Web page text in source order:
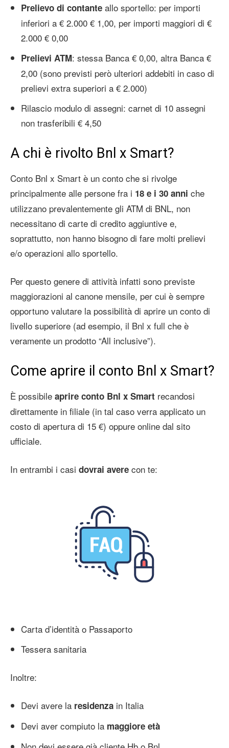
Prelievo di contante allo sportello: per importi
inferiori a € 2.000 € 1,00, per importi maggiori di €
2.000 € 0,00
Prelievi ATM: stessa Banca € 0,00, altra Banca €
2,00 (sono previsti però ulteriori addebiti in caso di
prelievi extra superiori a € 2.000)
Rilascio modulo di assegni: carnet di 10 assegni
non trasferibili € 4,50
A chi è rivolto Bnl x Smart?
Conto Bnl x Smart è un conto che si rivolge
principalmente alle persone fra i 18 e i 30 anni che
utilizzano prevalentemente gli ATM di BNL, non
necessitano di carte di credito aggiuntive e,
soprattutto, non hanno bisogno di fare molti prelievi
e/o operazioni allo sportello.
Per questo genere di attività infatti sono previste
maggiorazioni al canone mensile, per cui è sempre
opportuno valutare la possibilità di aprire un conto di
livello superiore (ad esempio, il Bnl x full che è
veramente un prodotto “All inclusive”).
Come aprire il conto Bnl x Smart?
È possibile aprire conto Bnl x Smart recandosi
direttamente in filiale (in tal caso verra applicato un
costo di apertura di 15 €) oppure online dal sito
ufficiale.
In entrambi i casi dovrai avere con te:
Carta d’identità o Passaporto
Tessera sanitaria
Inoltre:
Devi avere la residenza in Italia
Devi aver compiuto la maggiore età